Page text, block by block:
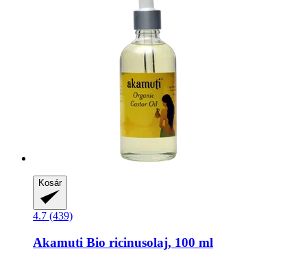
Kosár
4.7 (439)
Akamuti Bio ricinusolaj, 100 ml